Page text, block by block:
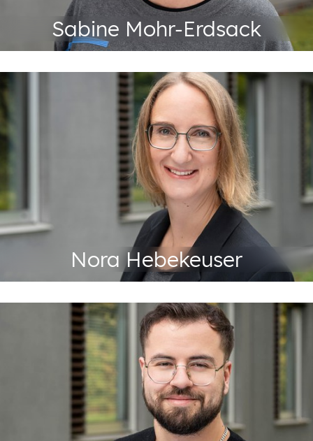
Sabine Mohr-Erdsack
Nora Hebekeuser
Produktverantwortung
+49 201 88-72453
Fax: +49 201 88-72299
nora.hebekeuser@abeg.essen.de
Produktverantwortung
Tel:
+49 201 88-72219
Fax: +49 201 88-72299
manuel.krafzik@abeg.essen.de